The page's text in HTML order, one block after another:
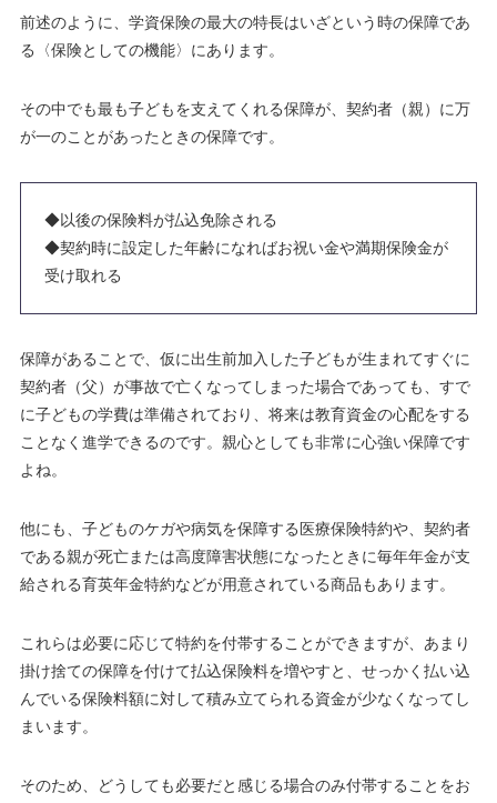
前述のように、学資保険の最大の特長はいざという時の保障であ
る〈保険としての機能〉にあります。
その中でも最も子どもを支えてくれる保障が、契約者（親）に万
が一のことがあったときの保障です。
◆以後の保険料が払込免除される
◆契約時に設定した年齢になればお祝い金や満期保険金が
受け取れる
保障があることで、仮に出生前加入した子どもが生まれてすぐに
契約者（父）が事故で亡くなってしまった場合であっても、すで
に子どもの学費は準備されており、将来は教育資金の心配をする
ことなく進学できるのです。親心としても非常に心強い保障です
よね。
他にも、子どものケガや病気を保障する 医療保険特約や、契約者
である親が死亡または高度障害状態になったときに毎年年金が支
給される育英年金特約などが用意されている商品もあります。
これらは必要に応じて特約を付帯することができますが、 あまり
掛け捨ての保障を付けて払込保険料を増やすと、せっかく払い込
んでいる保険料額に対して積み立てられる資金が少なくなってし
まいます。
そのため、どうしても必要だと感じる場合のみ付帯することをお